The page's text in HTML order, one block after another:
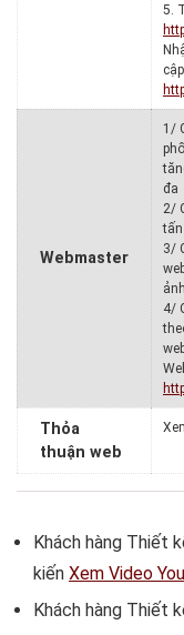
5.
Webmaster
1/
đa
2/
tấn
3/
4/
Thỏa
thuận web
Khách hàng Thiết
kiến Xem Video
Khách hàng Thiết